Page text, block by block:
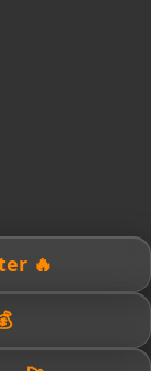
🔥 Money Smarter Live Better
Today